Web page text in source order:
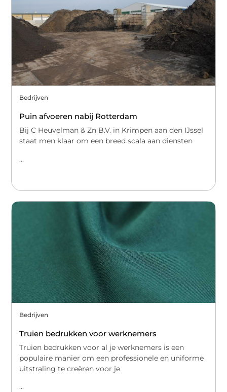
Bedrijven
Puin afvoeren nabij Rotterdam
Bij C Heuvelman & Zn B.V. in Krimpen aan den IJssel
staat men klaar om een breed scala aan diensten
...
Bedrijven
Truien bedrukken voor werknemers
Truien bedrukken voor al je werknemers is een
populaire manier om een professionele en uniforme
uitstraling te creëren voor je
...